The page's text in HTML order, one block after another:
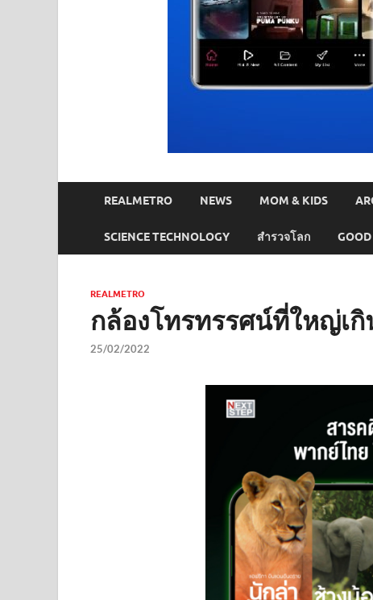
REALMETRO NEWS MOM & KIDS
SCIENCE TECHNOLOGY สำรวจโลก
REALMETRO
กล้องโทรทรรศน์ที่ใหญ่เ
25/02/2022